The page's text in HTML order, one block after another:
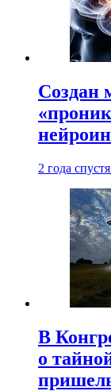
Создан
2 года спустя
В
о